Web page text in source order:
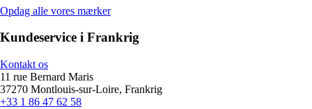
Opdag alle vores mærker
Kundeservice i Frankrig
Kontakt os
11 rue Bernard Maris
37270 Montlouis-sur-Loire, Frankrig
+33 1 86 47 62 58